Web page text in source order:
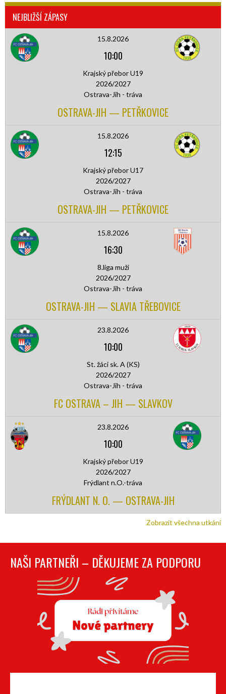
NEJBLIŽŠÍ ZÁPASY
15.8.2026
10:00
Krajský přebor U19
2026/2027
Ostrava-Jih - tráva
OSTRAVA-JIH — PETŘKOVICE
15.8.2026
12:15
Krajský přebor U17
2026/2027
Ostrava-Jih - tráva
OSTRAVA-JIH — PETŘKOVICE
15.8.2026
16:30
8.liga muži
2026/2027
Ostrava-Jih - tráva
OSTRAVA-JIH — SLAVIA TŘEBOVICE
23.8.2026
10:00
St. žáci sk. A (KS)
2026/2027
Ostrava-Jih - tráva
FC OSTRAVA – JIH — SLAVKOV
23.8.2026
10:00
Krajský přebor U19
2026/2027
Frýdlant n.O.-tráva
FRÝDLANT N. O. — OSTRAVA-JIH
Zobrazit všechna utkání
NAŠI PARTNEŘI – DĚKUJEME ZA PODPORU